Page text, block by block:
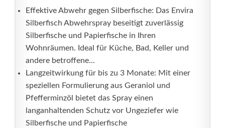
Effektive Abwehr gegen Silberfische: Das Envira
Silberfisch Abwehrspray beseitigt zuverlässig
Silberfische und Papierfische in Ihren
Wohnräumen. Ideal für Küche, Bad, Keller und
andere betroffene...
Langzeitwirkung für bis zu 3 Monate: Mit einer
speziellen Formulierung aus Geraniol und
Pfefferminzöl bietet das Spray einen
langanhaltenden Schutz vor Ungeziefer wie
Silberfische und Papierfische